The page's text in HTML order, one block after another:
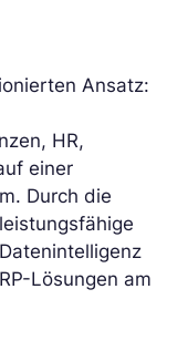
Ansatz:
HR,
einer
Durch die
Lösungen am